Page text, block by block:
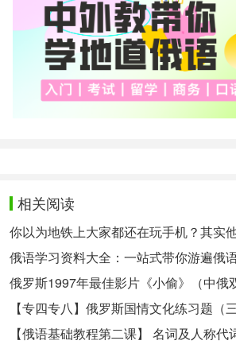
相关阅读
你以为地铁上大家都还在玩手机？其实
俄语学习资料大全：一站式带你游遍俄
俄罗斯1997年最佳影片《小偷》（中俄
【专四专八】俄罗斯国情文化练习题（三
【俄语基础教程第二课】 名词及人称代